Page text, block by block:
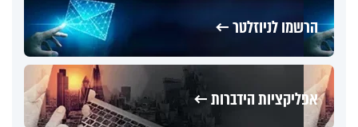
הרשמו לניוזלטר ←
אפליקציות הידברות ←